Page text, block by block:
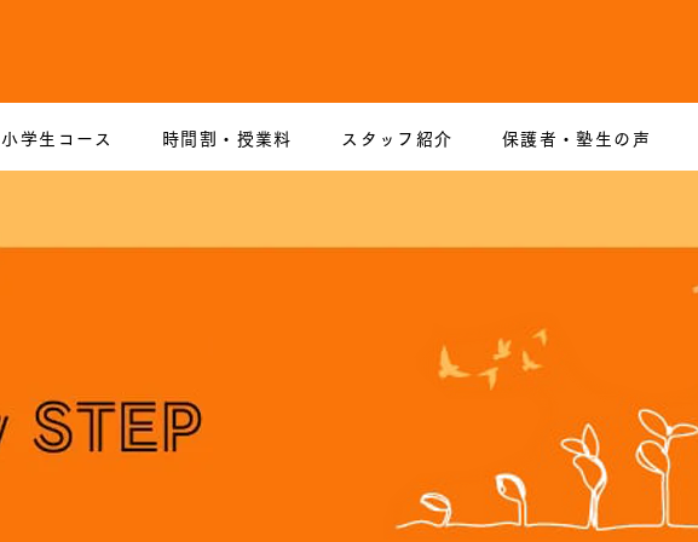
小学生コース 時間割・授業料 スタッフ紹介 保護者・塾生の声